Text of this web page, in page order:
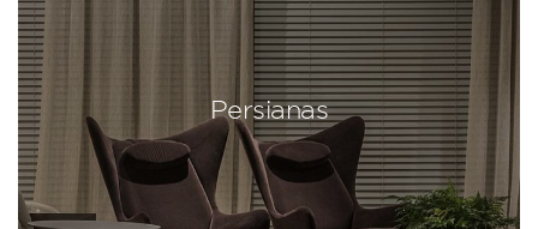
Persianas